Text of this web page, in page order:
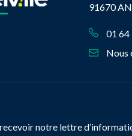
Facebook
le compte Instagram
vers la chaîne Youtube
91670
01 64
Nous
notre lettre